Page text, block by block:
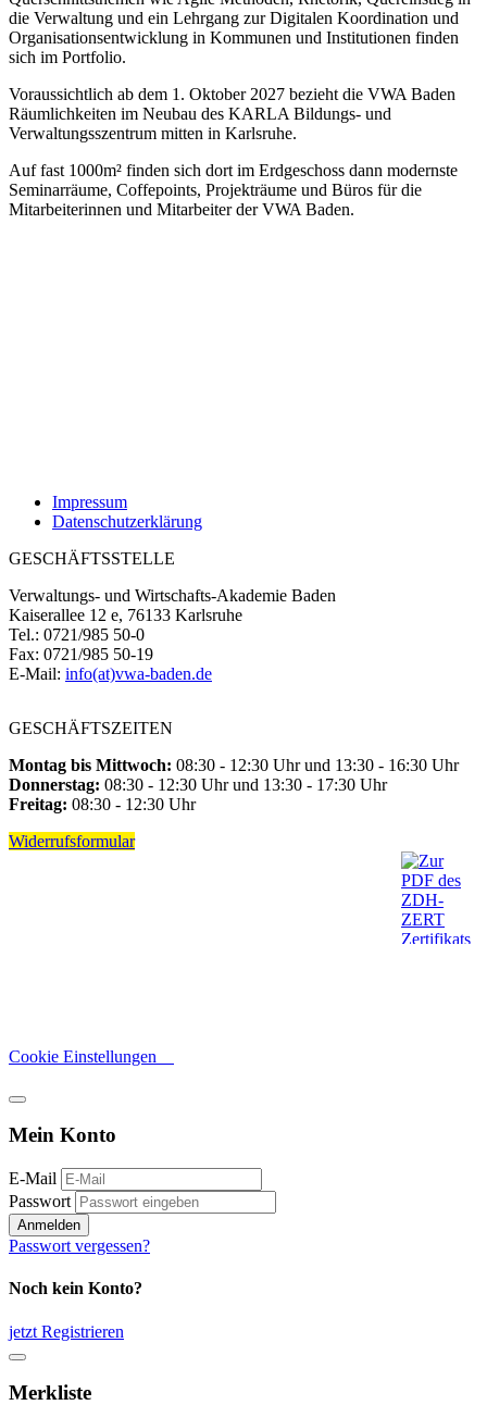
die Verwaltung und ein Lehrgang zur Digitalen Koordination und
Organisationsentwicklung in Kommunen und Institutionen finden
sich im Portfolio.
Voraussichtlich ab dem 1. Oktober 2027 bezieht die VWA Baden
Räumlichkeiten im Neubau des KARLA Bildungs- und
Verwaltungsszentrum mitten in Karlsruhe.
Auf fast 1000m² finden sich dort im Erdgeschoss dann modernste
Seminarräume, Coffepoints, Projekträume und Büros für die
Mitarbeiterinnen und Mitarbeiter der VWA Baden.
Impressum
Datenschutzerklärung
GESCHÄFTSSTELLE
Verwaltungs- und Wirtschafts-Akademie Baden
Kaiserallee 12 e, 76133 Karlsruhe
Tel.: 0721/985 50-0
Fax: 0721/985 50-19
E-Mail: info(at)vwa-baden.de
GESCHÄFTSZEITEN
Montag bis Mittwoch: 08:30 - 12:30 Uhr und 13:30 - 16:30 Uhr
Donnerstag: 08:30 - 12:30 Uhr und 13:30 - 17:30 Uhr
Freitag: 08:30 - 12:30 Uhr
Widerrufsformular
Cookie Einstellungen
Mein Konto
E-Mail
Passwort
Anmelden
Passwort vergessen?
Noch kein Konto?
jetzt Registrieren
Merkliste